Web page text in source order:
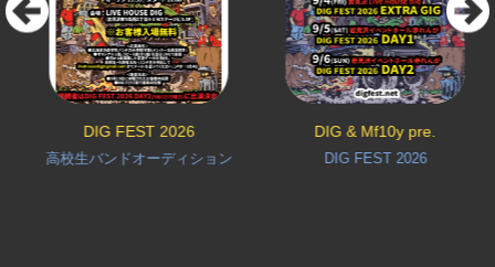
DIG FEST 2026
高校生バンドオーディション
DIG & Mf10y pre.
DIG FEST 2026